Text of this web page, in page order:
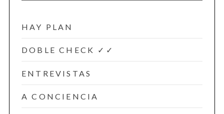
HAY PLAN
DOBLE CHECK ✓✓
ENTREVISTAS
A CONCIENCIA